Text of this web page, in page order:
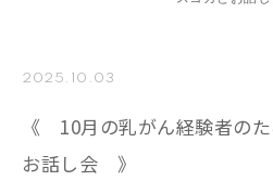
2025.10.03
《 10月の乳がん経験者の
お話し会 》